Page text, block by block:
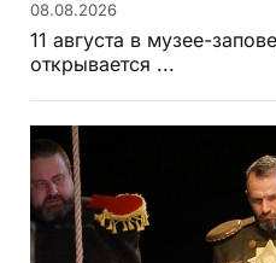
08.08.2026
11 августа в музее-
открывается ...